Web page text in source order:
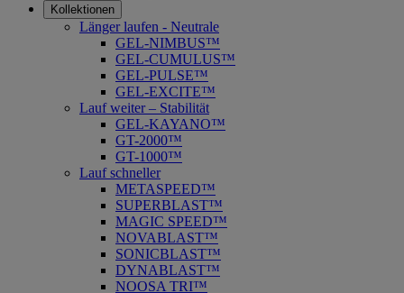
Kollektionen
Länger laufen - Neutrale
GEL-NIMBUS™
GEL-CUMULUS™
GEL-PULSE™
GEL-EXCITE™
Lauf weiter – Stabilität
GEL-KAYANO™
GT-2000™
GT-1000™
Lauf schneller
METASPEED™
SUPERBLAST™
MAGIC SPEED™
NOVABLAST™
SONICBLAST™
DYNABLAST™
NOOSA TRI™